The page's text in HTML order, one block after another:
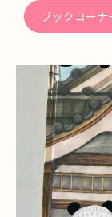
ブックコーナ